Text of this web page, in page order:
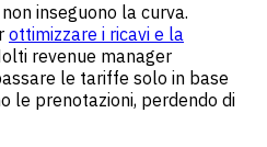
inseguono la curva.
ottimizzare i ricavi e la
revenue manager
le tariffe solo in base
le prenotazioni, perdendo di